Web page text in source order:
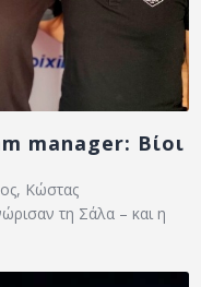
manager: Βίοι
Κώστας
τη Σάλα – και η